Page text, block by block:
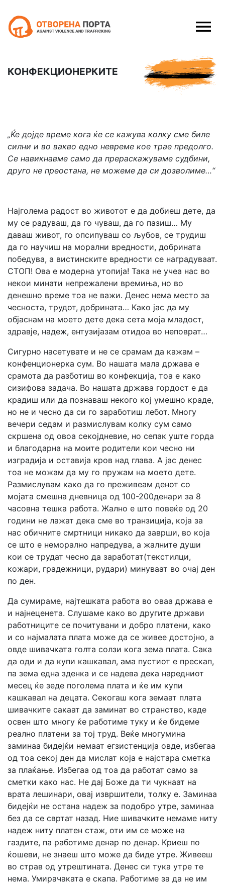
КОНФЕКЦИОНЕРКИТЕ
„Ќе дојде време кога ќе се кажува колку сме биле
силни и во вакво едно невреме кое трае предолго.
Се навикнавме само да прераскажуваме судбини,
друго не преостана, не можеме да си дозволиме…“
Најголема радост во животот е да добиеш дете, да
му се радуваш, да го чуваш, да го пазиш… Му
даваш живот, го опсипуваш со љубов, се трудиш
да го научиш на морални вредности, добрината
победува, а вистинските вредности се наградуваат.
СТОП! Ова е модерна утопија! Така не учеа нас во
некои минати непрежалени времиња, но во
денешно време тоа не важи. Денес нема место за
чесноста, трудот, добрината… Како јас да му
објаснам на моето дете дека сета моја младост,
здравје, надеж, ентузијазам отидоа во неповрат…
Сигурно насетувате и не се срамам да кажам –
конфенционерка сум. Во нашата мала држава е
срамота да разботиш во конфекција, тоа е како
сизифова задача. Во нашата држава гордост е да
крадиш или да познаваш некого кој умешно краде,
но не и чесно да си го заработиш лебот. Многу
вечери седам и размислувам колку сум само
скршена од овоа секојдневие, но сепак уште горда
и благодарна на моите родители кои чесно ни
изградија и оставија кров над глава. А јас денес
тоа не можам да му го пружам на моето дете.
Размислувам како да го преживеам денот со
мојата смешна дневница од 100-200денари за 8
часовна тешка работа. Жално е што повеќе од 20
години не лажат дека сме во транзиција, која за
нас обичните смртници никако да заврши, во која
се што е неморално напредува, а жалните души
кои се трудат чесно да заработат(текстилци,
кожари, градежници, рудари) минуваат во очај ден
по ден.
Да сумираме, најтешката работа во оваа држава е
и најнеценета. Слушаме како во другите држави
работниците се почитувани и добро платени, како
и со најмалата плата може да се живее достојно, а
овде шивачката голта солзи кога зема плата. Сака
да оди и да купи кашкавал, ама пустиот е прескап,
па зема една зденка и се надева дека наредниот
месец ќе зеде поголема плата и ќе им купи
кашкавал на децата. Секогаш кога земаат плата
шивачките сакаат да заминат во странство, каде
освен што многу ќе работиме туку и ќе бидеме
реално платени за тој труд. Веќе многумина
заминаа бидејќи немаат егзистенција овде, избегаа
од тоа секој ден да мислат која е најстара сметка
за плаќање. Избегаа од тоа да работат само за
сметки како нас. Не дај Боже да ти чукнаат на
врата лешинари, овај извршители, толку е. Заминаа
бидејќи не остана надеж за подобро утре, заминаа
без да се свртат назад. Ние шивачките немаме ниту
надеж ниту платен стаж, оти им се може на
газдите, па работиме денар по денар. Криеш по
ќошеви, не знаеш што може да биде утре. Живееш
во страв од утрештината. Денес си тука утре те
нема. Умирачаката е скапа. Работиме за да не им